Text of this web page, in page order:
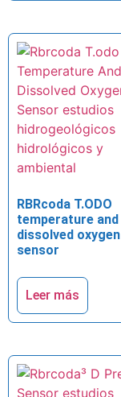
RBRcoda T.ODO
temperature and
dissolved oxygen
sensor
Leer más